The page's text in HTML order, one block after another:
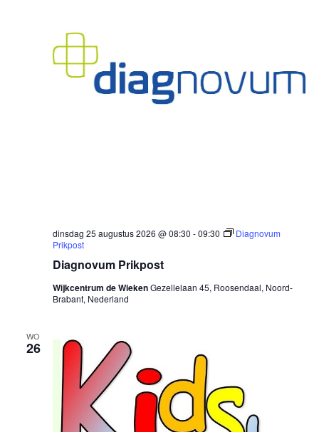
Diagnovum Prikpost
dinsdag 25 augustus 2026 @ 08:30 -09:30
Diagnovum
Prikpost
Wijkcentrum de WiekenGezellelaan 45, Roosendaal, Noord-
Brabant, Nederland
WO
26